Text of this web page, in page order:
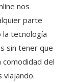
nos
parte
la tecnología
sin tener que
del
viajando.